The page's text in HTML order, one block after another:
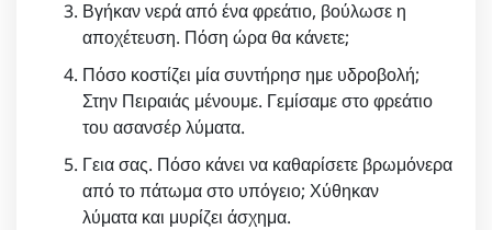
Βγήκαν νερά από ένα φρεάτιο, βούλωσε η
αποχέτευση. Πόση ώρα θα κάνετε;
Πόσο κοστίζει μία συντήρησ ημε υδροβολή;
Στην Πειραιάς μένουμε. Γεμίσαμε στο φρεάτιο
του ασανσέρ λύματα.
Γεια σας. Πόσο κάνει να καθαρίσετε βρωμόνερα
από το πάτωμα στο υπόγειο; Χύθηκαν
λύματα και μυρίζει άσχημα.